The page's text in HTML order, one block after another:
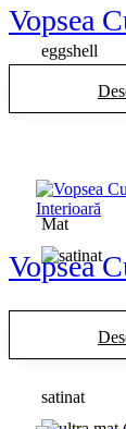
eggshell
Mat
satinat
Vopsea
Vopsea